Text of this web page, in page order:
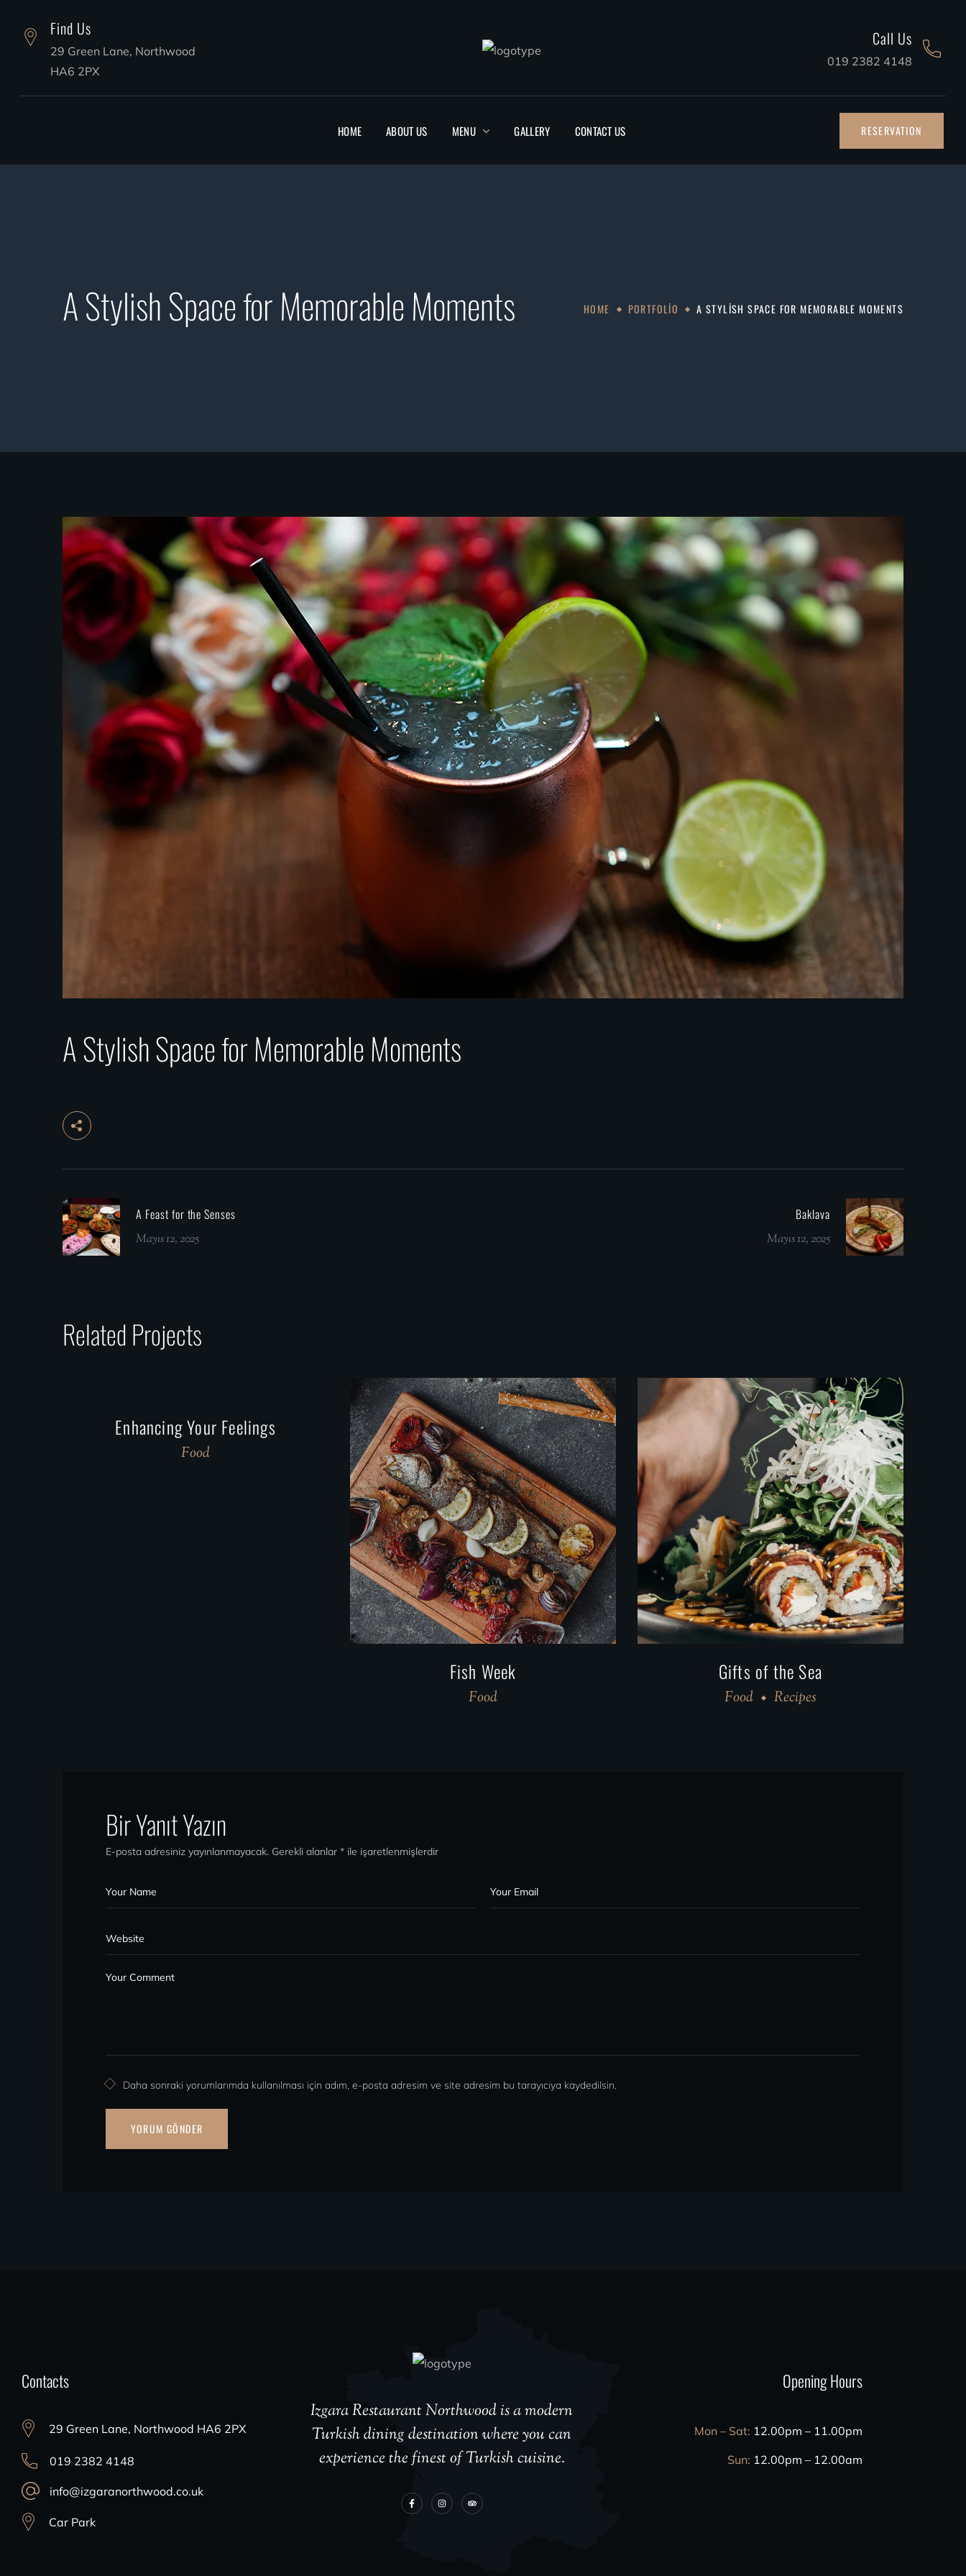
Find Us
29 Green Lane, Northwood
HA6 2PX
Call Us
019 2382 4148
HOME ABOUT US MENU GALLERY CONTACT US RESERVATION
A Stylish Space for Memorable Moments HOME PORTFOLIO A STYLISH SPACE FOR MEMORABLE MOMENTS
A Stylish Space for Memorable Moments
A Feast for the Senses
Mayıs 12, 2025
Baklava
Mayıs 12, 2025
Related Projects
Gifts of the Sea
Recipes
Enhancing Your Feelings
Food
Bir Yanıt Yazın
E-posta adresiniz yayınlanmayacak. Gerekli alanlar * ile işaretlenmişlerdir
Daha sonraki yorumlarımda kullanılması için adım, e-posta adresim ve site adresim bu tarayıcıya kaydedilsin.
Contacts
29 Green Lane, Northwood HA6 2PX
019 2382 4148
info@izgaranorthwood.co.uk
Car Park
Izgara Restaurant Northwood is a modern
Turkish dining destination where you can
experience the finest of Turkish cuisine.
Opening Hours
Mon – Sat: 12.00pm – 11.00pm
Sun: 12.00pm – 12.00am